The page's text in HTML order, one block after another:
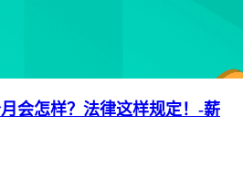
会怎样？法律这样规定！-薪